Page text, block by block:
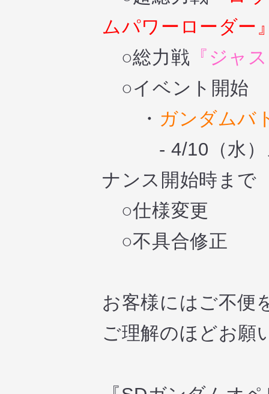
ムパワーローダー
○総力戦 『ジャ
○イベント開始
・ ガンダムバ
- 4/10（水）メ
ナンス開始時まで
○仕様変更
○不具合修正
お客様にはご不便
ご理解のほどお願